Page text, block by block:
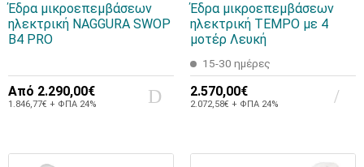
Έδρα μικροεπεμβάσεων
ηλεκτρική NAGGURA SWOP
B4 PRO
Από 2.290,00€
1.846,77€ + ΦΠΑ 24%
Έδρα μικροεπεμβάσεων
ηλεκτρική TEMPO με 4
μοτέρ Λευκή
15-30 ημέρες
2.570,00€
2.072,58€ + ΦΠΑ 24%